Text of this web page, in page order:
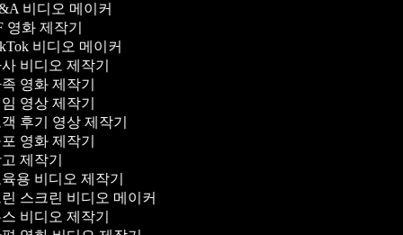
비디오 메이커
영화 제작기
비디오 메이커
비디오 제작기
영화 제작기
영상 제작기
후기 영상 제작기
영화 제작기
제작기
용 비디오 제작기
스크린 비디오 메이커
비디오 제작기